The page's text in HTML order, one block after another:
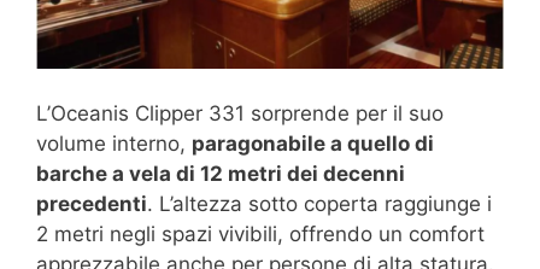
L’Oceanis Clipper 331 sorprende per il suo
volume interno, paragonabile a quello di
barche a vela di 12 metri dei decenni
precedenti. L’altezza sotto coperta raggiunge i
2 metri negli spazi vivibili, offrendo un comfort